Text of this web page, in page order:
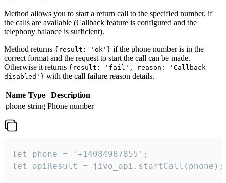
Method allows you to start a return call to the specified number, if
the calls are available (Callback feature is configured and the
telephony balance is sufficient).
Method returns {result: 'ok'} if the phone number is in the
correct format and the request to start the call can be made.
Otherwise it returns {result: 'fail', reason: 'Callback
disabled'} with the call failure reason details.
Name Type
Description
phone string Phone number
let phone = '+14084987855';
let apiResult = jivo_api.startCall(phone);